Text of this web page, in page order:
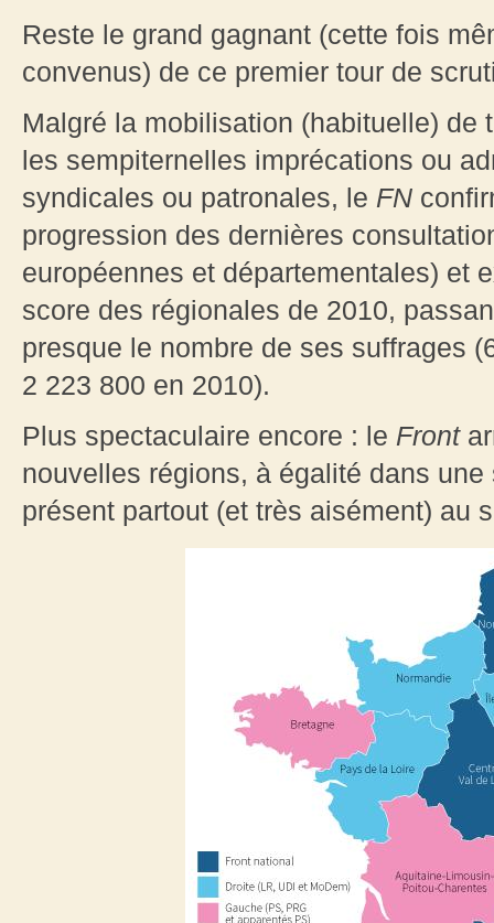
Reste le grand gagnant (cette fois
convenus) de ce premier tour de
Malgré la mobilisation (habituelle) de
les sempiternelles imprécations ou
syndicales ou patronales, le FN
progression des dernières
européennes et départementales) et
score des régionales de 2010,
presque le nombre de ses suffrages
2 223 800 en 2010).
Plus spectaculaire encore : le Front
nouvelles régions, à égalité dans
présent partout (et très aisément) au